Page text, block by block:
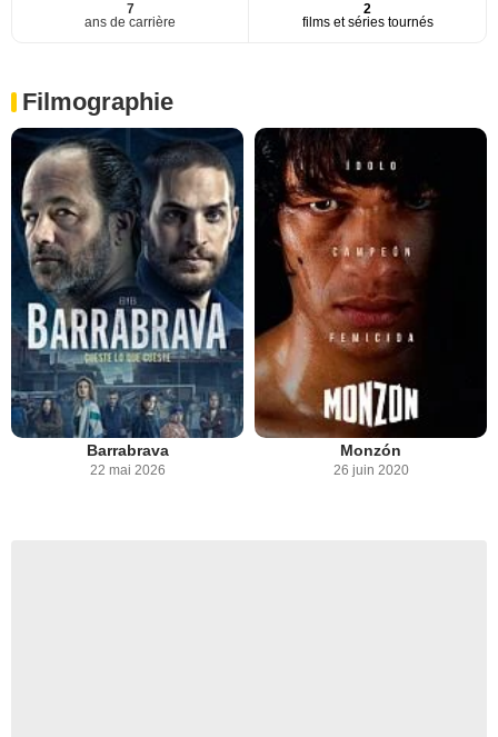
7
ans de carrière
2
films et séries tournés
Filmographie
Barrabrava
22 mai 2026
Monzón
26 juin 2020